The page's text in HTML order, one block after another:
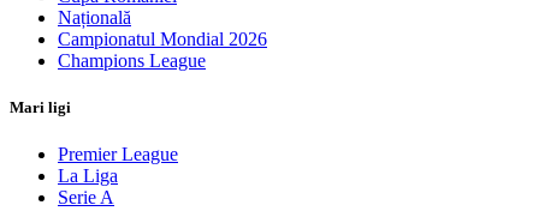
Națională
Campionatul Mondial 2026
Champions League
Mari ligi
Premier League
La Liga
Serie A